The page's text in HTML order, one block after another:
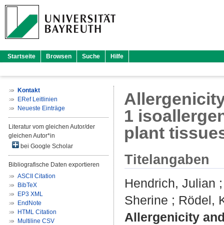
Startseite Browsen Suche Hilfe
Kontakt
ERef Leitlinien
Neueste Einträge
Literatur vom gleichen Autor/der
gleichen Autor*in
bei Google Scholar
Bibliografische Daten exportieren
ASCII Citation
BibTeX
EP3 XML
EndNote
HTML Citation
Multiline CSV
1
plant
Titelangaben
Hendrich, Julian
Sherine ; Rödel,
Allergenicity